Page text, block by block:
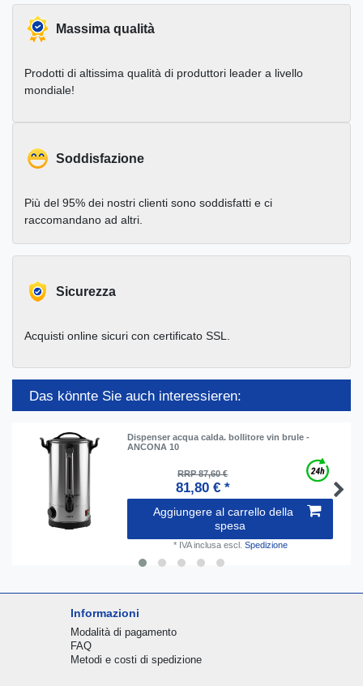
Massima qualità
Prodotti di altissima qualità di produttori leader a livello
mondiale!
Soddisfazione
Più del 95% dei nostri clienti sono soddisfatti e ci
raccomandano ad altri.
Sicurezza
Acquisti online sicuri con certificato SSL.
Das könnte Sie auch interessieren:
Dispenser acqua calda. bollitore vin brule -
ANCONA 10
RRP 87,60 €
81,80 € *
Aggiungere al carrello della
spesa
* IVA inclusaescl. Spedizione
Informazioni
Modalità di pagamento
FAQ
Metodi e costi di spedizione